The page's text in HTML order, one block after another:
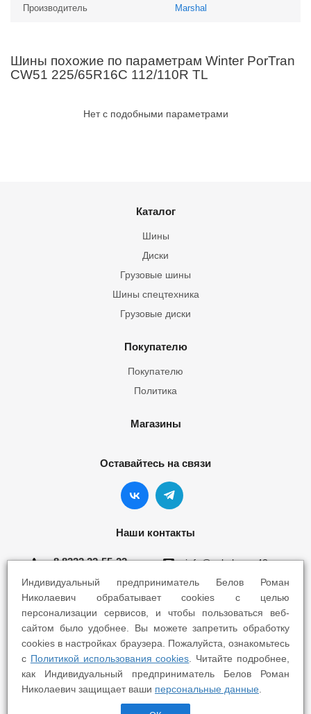
Производитель Marshal
Шины похожие по параметрам Winter PorTran
CW51 225/65R16C 112/110R TL
Нет с подобными параметрами
Каталог
Шины
Грузовые шины
Шины спецтехника
Диски
Грузовые диски
Покупателю
Покупателю
Политика
Магазины
Оставайтесь на связи
Наши контакты
8 8332 22-55-22 info@yokohama43.ru
Киров, ул. Ломоносова 5Б
Киров, ул. Профсоюзная 7А
2025 © Yokohama Киров - Шины Диски Сервис
Индивидуальный предприниматель Белов Роман
Николаевич обрабатывает cookies с целью
персонализации сервисов, и чтобы пользоваться веб-
сайтом было удобнее. Вы можете запретить обработку
cookies в настройках браузера. Пожалуйста, ознакомьтесь
с Политикой использования cookies . Читайте подробнее,
как Индивидуальный предприниматель Белов Роман
Николаевич защищает ваши персональные данные